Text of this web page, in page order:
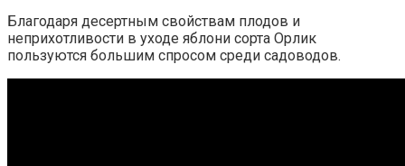
Благодаря десертным свойствам плодов и
неприхотливости в уходе яблони сорта Орлик
пользуются большим спросом среди садоводов.